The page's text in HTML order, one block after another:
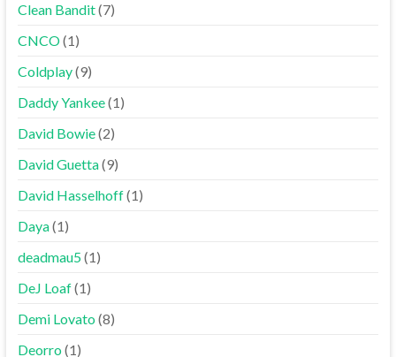
Clean Bandit(7)
CNCO(1)
Coldplay(9)
Daddy Yankee(1)
David Bowie(2)
David Guetta(9)
David Hasselhoff(1)
Daya(1)
deadmau5(1)
DeJ Loaf(1)
Demi Lovato(8)
Deorro(1)